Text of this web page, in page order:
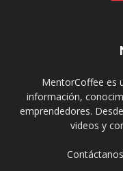
MentorCoffee es
información,
emprendedores.
videos y